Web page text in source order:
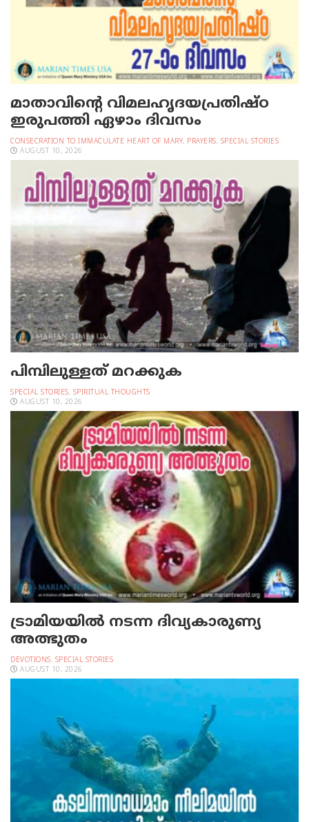
മാതാവിന്റെ വിമലഹൃദയപ്രതിഷ്ഠ
ഇരുപത്തി ഏഴാം ദിവസം
CONSECRATION TO IMMACULATE HEART OF MARY, PRAYERS, SPECIAL STORIES
AUGUST 10, 2026
പിമ്പിലുള്ളത് മറക്കുക
SPECIAL STORIES, SPIRITUAL THOUGHTS
AUGUST 10, 2026
ട്രാമിയയില്‍ നടന്ന ദിവ്യകാരുണ്യ
അത്ഭുതം
DEVOTIONS, SPECIAL STORIES
AUGUST 10, 2026